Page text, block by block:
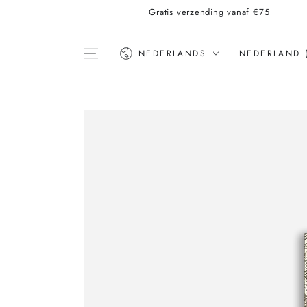
Gratis verzending vanaf €75
Taal NEDERLANDS Land
NEDERLAND